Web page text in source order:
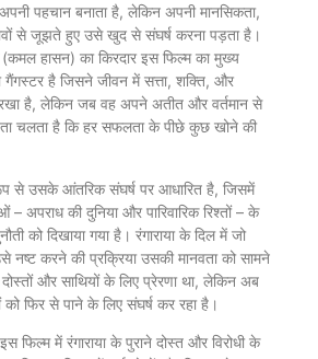
पहचान बनाता है, लेकिन अपनी मानसिकता,
से जूझते हुए उसे खुद से संघर्ष करना पड़ता है।
हासन) का किरदार इस फिल्म का मुख्य
है जिसने जीवन में सत्ता, शक्ति, और
है, लेकिन जब वह अपने अतीत और वर्तमान से
चलता है कि हर सफलता के पीछे कुछ खोने की
से उसके आंतरिक संघर्ष पर आधारित है, जिसमें
अपराध की दुनिया और पारिवारिक रिश्तों – के
को दिखाया गया है। रंगाराया के दिल में जो
करने की प्रक्रिया उसकी मानवता को सामने
और साथियों के लिए प्रेरणा था, लेकिन अब
फिर से पाने के लिए संघर्ष कर रहा है।
इस फिल्म में रंगाराया के पुराने दोस्त और विरोधी के